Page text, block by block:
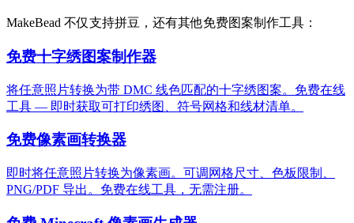
MakeBead 不仅支持拼豆，还有其他免费图案制作工具：
免费十字绣图案制作器
将任意照片转换为带 DMC 线色匹配的十字绣图案。免费在线
工具 — 即时获取可打印绣图、符号网格和线材清单。
免费像素画转换器
即时将任意照片转换为像素画。可调网格尺寸、色板限制、
PNG/PDF 导出。免费在线工具，无需注册。